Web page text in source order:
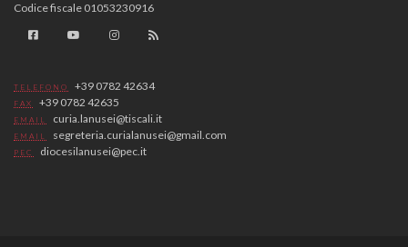
Codice fiscale 01053230916
TELEFONO +39 0782 42634
FAX +39 0782 42635
EMAIL curia.lanusei@tiscali.it
EMAIL segreteria.curialanusei@gmail.com
PEC diocesilanusei@pec.it